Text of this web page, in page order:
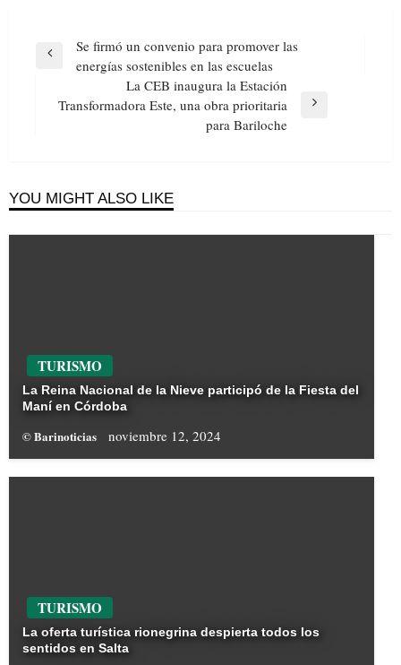
Navegación
Previous
Se firmó un convenio para promover las
energías sostenibles en las escuelas
Next
La CEB inaugura la Estación
Transformadora Este, una obra prioritaria
para Bariloche
YOU MIGHT ALSO LIKE
TURISMO
La Reina Nacional de la Nieve participó de la Fiesta del
Maní en Córdoba
© Barinoticias noviembre 12, 2024
TURISMO
La oferta turística rionegrina despierta todos los
sentidos en Salta